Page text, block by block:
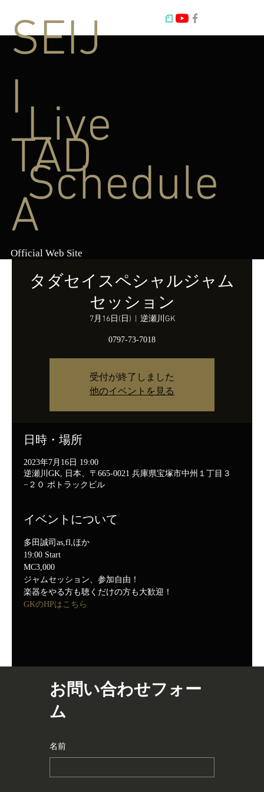
タダセイスペシャルジャム
セッション
7月16日(日) 逆瀬川GK
0797-73-7018
受付が終了しました
他のイベントを見る
日時・場所
2023年7月16日 19:00
逆瀬川GK, 日本、〒665-0021 兵庫県宝塚市中州１丁目３
−２０ ポトラックビル
イベントについて
多田誠司as,fl,ほか
19:00 Start
MC3,000
ジャムセッション、参加自由！
楽器をやる方も聴くだけの方も大歓迎！
GKのHPはこちら
Live
Schedule
SEIJ
I
TAD
A
Official Web Site
お問い合わせフォー
ム
名前